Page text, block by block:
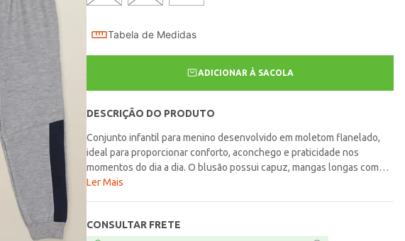
Tabela de Medidas
ADICIONAR À SACOLA
DESCRIÇÃO DO PRODUTO
Conjunto infantil para menino desenvolvido em moletom flanelado,
ideal para proporcionar conforto, aconchego e praticidade nos
momentos do dia a dia. O blusão possui capuz, mangas longas com
punho e bolso canguru funcional, trazendo um visual versátil e
simples e modelagem jogger, garantindo um ajuste agradável e mais
Ler Mais
CONSULTAR FRETE